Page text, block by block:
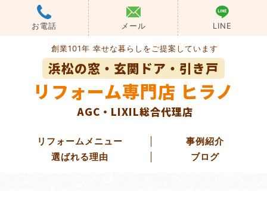
創業101年 幸せな暮らしをご提案しています
浜松の窓・玄関ドア・引き戸
リフォーム専門店 ヒラノ
AGC・LIXIL総合代理店
リフォームメニュー
事例紹介
選ばれる理由
ブログ
お電話 メール LINE